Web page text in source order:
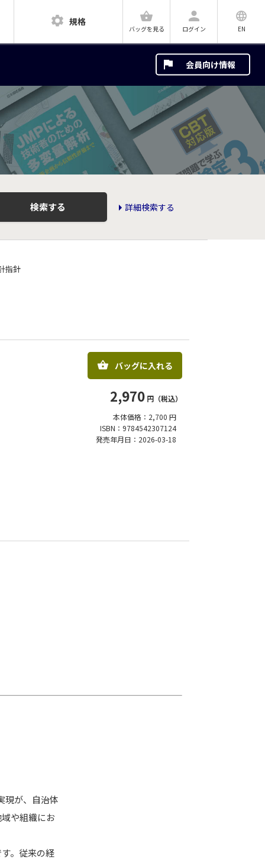
規格
バッグを見る ログイン EN
会員向け情報
検索する 詳細検索する
指針
バッグに入れる
2,970円（税込）
本体価格：2,700 円
ISBN：9784542307124
発売年月日：2026-03-18
現が、自治体
や組織にお
。従来の経